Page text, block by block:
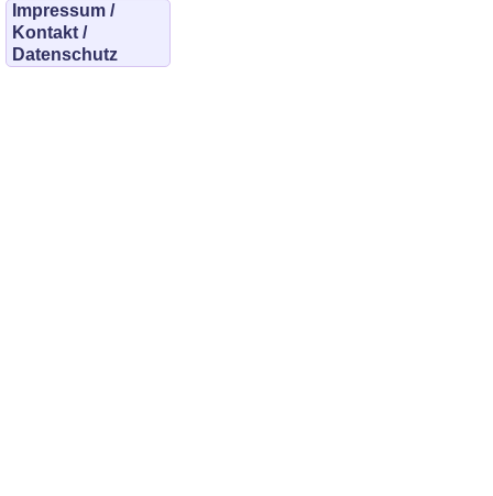
Impressum /
Kontakt /
Datenschutz